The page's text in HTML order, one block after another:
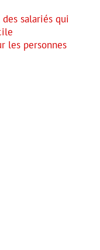
salariés qui
les personnes